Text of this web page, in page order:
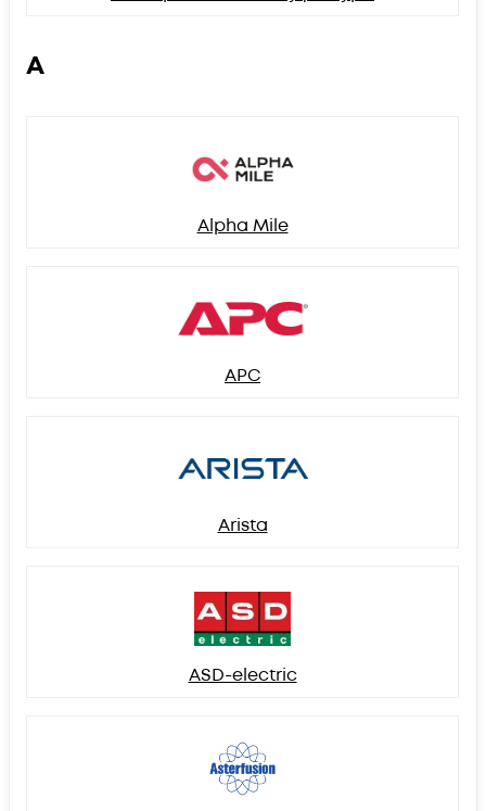
A
Alpha Mile
APC
Arista
ASD-electric